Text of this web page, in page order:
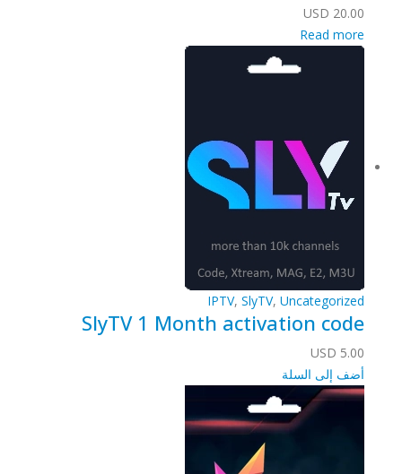
USD 20.00
Read more
IPTV, SlyTV, Uncategorized
SlyTV 1 Month activation code
USD 5.00
أضف إلى السلة